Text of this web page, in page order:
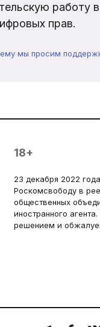
работу
прав.
мы просим
18+
23 декабря 2022
Роскомсвободу в
общественных
иностранного
решением и